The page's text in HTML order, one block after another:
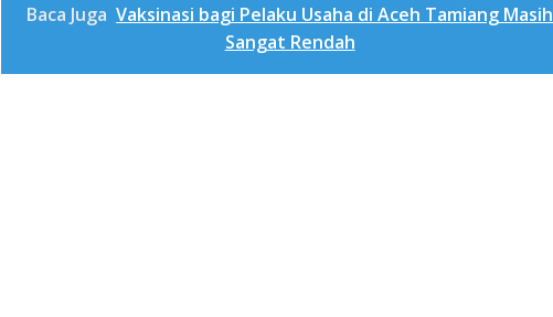
Baca Juga Vaksinasi bagi Pelaku Usaha di Aceh Tamiang Masih
Sangat Rendah